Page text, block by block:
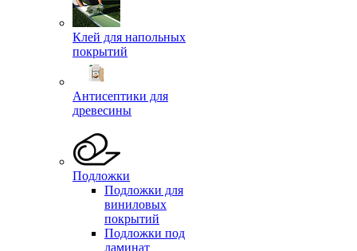
Клей для напольных
покрытий
Антисептики для
древесины
Подложки
Подложки для
виниловых
покрытий
Подложки под
ламинат